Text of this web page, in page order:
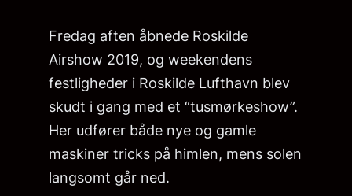
Fredag aften åbnede Roskilde
Airshow 2019, og weekendens
festligheder i Roskilde Lufthavn blev
skudt i gang med et “tusmørkeshow”.
Her udfører både nye og gamle
maskiner tricks på himlen, mens solen
langsomt går ned.